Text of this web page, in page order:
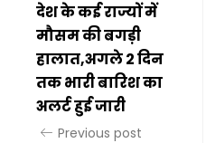
देश के कई राज्यों में
मौसम की बगड़ी
हालात,अगले 2 दिन
तक भारी बारिश का
अलर्ट हुई जारी
Previous post